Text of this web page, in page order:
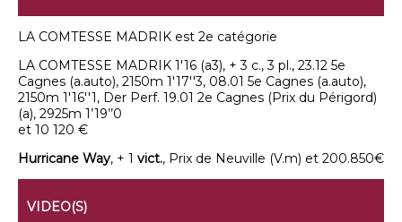
LA COMTESSE MADRIK est 2e catégorie
LA COMTESSE MADRIK 1'16 (a3), + 3 c., 3 pl., 23.12 5e
Cagnes (a.auto), 2150m 1'17''3, 08.01 5e Cagnes (a.auto),
2150m 1'16''1, Der Perf. 19.01 2e Cagnes (Prix du Périgord)
(a), 2925m 1’19’’0
et 10 120 €
Hurricane Way, + 1 vict., Prix de Neuville (V.m) et 200.850€
VIDEO(S)